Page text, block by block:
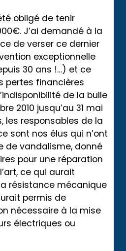
obligé de tenir
J’ai demandé à la
de verser ce dernier
exceptionnelle
30 ans !…) et ce
pertes financières
de la bulle
2010 jusqu’au 31 mai
les responsables de la
sont nos élus qui n’ont
de vandalisme, donné
pour une réparation
ce qui aurait
résistance mécanique
permis de
nécessaire à la mise
électriques ou